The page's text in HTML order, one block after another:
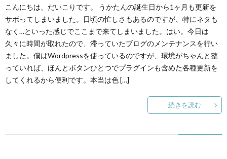
こんにちは、だいこりです。 うかたんの誕生日から1ヶ月も更新を
サボってしまいました。日頃の忙しさもあるのですが、特にネタも
なく…といった感じでここまで来てしまいました。はい。今日は
久々に時間が取れたので、滞っていたブログのメンテナンスを行い
ました。僕はWordpressを使っているのですが、環境がちゃんと整
っていれば、ほんとボタンひとつでプラグインも含めた各種更新を
してくれるから便利です。本当は色 […]
続きを読む